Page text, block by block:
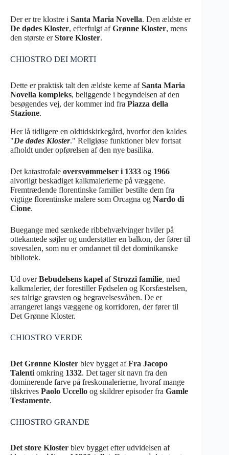
Der er tre klostre i Santa Maria Novella. Den ældste er
De dødes Kloster, efterfulgt afGrønne Kloster, mens
den største erStore Kloster.
CHIOSTRO DEI MORTI
Dette er praktisk talt den ældste kerne afSanta Maria
Novella kompleks, beliggende i begyndelsen af den
besøgendes vej, der kommer ind fra Piazza della
Stazione.
Her lå tidligere en oldtidskirkegård, hvorfor den kaldes
"De dødes Kloster." Religiøse funktioner blev fortsat
afholdt under opførelsen af den nye basilika.
Det katastrofale oversvømmelser i 1333 og 1966
alvorligt beskadiget kalkmalerierne på væggene.
Fremtrædende florentinske familier bestilte dem fra
vigtige florentinske malere som Orcagna og Nardo di
Cione.
Buegange med sænkede ribbehvælvinger hviler på
ottekantede søjler og understøtter en balkon, der fører til
sovesalen, som nu er omdannet til det dominikanske
bibliotek.
Ud overBebudelsens kapel afStrozzi familie, med
kalkmalerier, der forestiller Fødselen og Korsfæstelsen,
ses talrige gravsten og begravelsesvåben. De er
arrangeret langs væggene og korridoren, der fører til
Det Grønne Kloster.
CHIOSTRO VERDE
Det Grønne Kloster blev bygget afFra Jacopo
Talenti omkring 1332. Det tager sit navn fra den
dominerende farve på freskomalerierne, hvoraf mange
tilskrives Paolo Uccello og skildrer episoder fra Gamle
Testamente.
CHIOSTRO GRANDE
Det store Kloster blev bygget efter udvidelsen af